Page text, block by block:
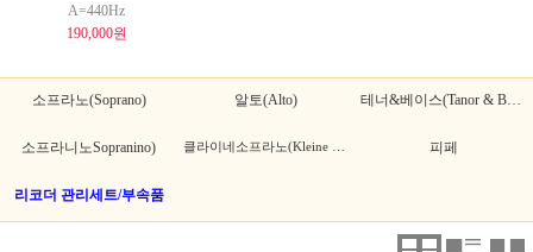
A=440Hz
190,000원
소프라노(Soprano) 알토(Alto)
소프라니노Sopranino) 피페
리코더 관리세트/부속품